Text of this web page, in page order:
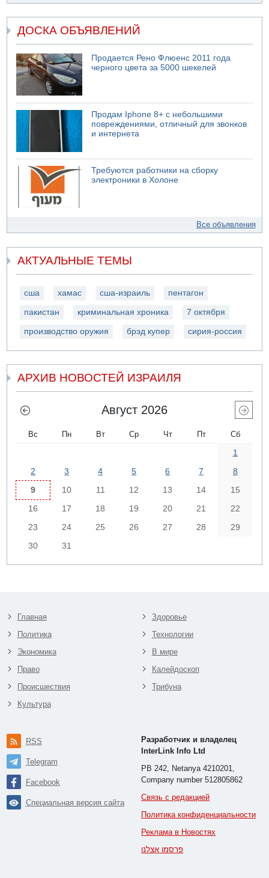
ДОСКА ОБЪЯВЛЕНИЙ
Продается Рено Флюенс 2011 года
черного цвета за 5000 шекелей
Продам Iphone 8+ с небольшими
повреждениями, отличный для звонков
и интернета
Требуются работники на сборку
электроники в Холоне
Все объявления
АКТУАЛЬНЫЕ ТЕМЫ
сша хамас сша-израиль пентагон
пакистан криминальная хроника 7 октября
производство оружия брэд купер сирия-россия
АРХИВ НОВОСТЕЙ ИЗРАИЛЯ
Август 2026
Вс Пн Вт Ср Чт Пт Сб
1
2
3 4 5 6 7
8
9
10 11 12 13 14
15
16
17 18 19 20 21
22
23
24 25 26 27 28
29
30
31
Главная
Политика
Экономика
Право
Происшествия
Культура
Здоровье
Технологии
В мире
Калейдоскоп
Трибуна
RSS
Telegram
Facebook
Специальная версия сайта
Разработчик и владелец
InterLink Info Ltd
PB 242, Netanya 4210201,
Company number 512805862
Связь с редакцией
Политика конфиденциальности
Реклама в Новостях
פרסמו אצלנו